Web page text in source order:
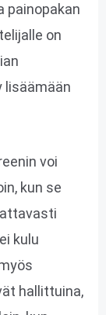
painopakan
on
lisäämään
voi
kun se
kulu
hallittuina,